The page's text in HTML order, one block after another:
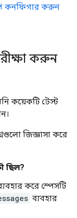
কনফিগার করুন
করুন
কয়েকটি টেস্ট
জিজ্ঞাসা করে
ছিল?
করে স্পেসটি
ব্যবহার